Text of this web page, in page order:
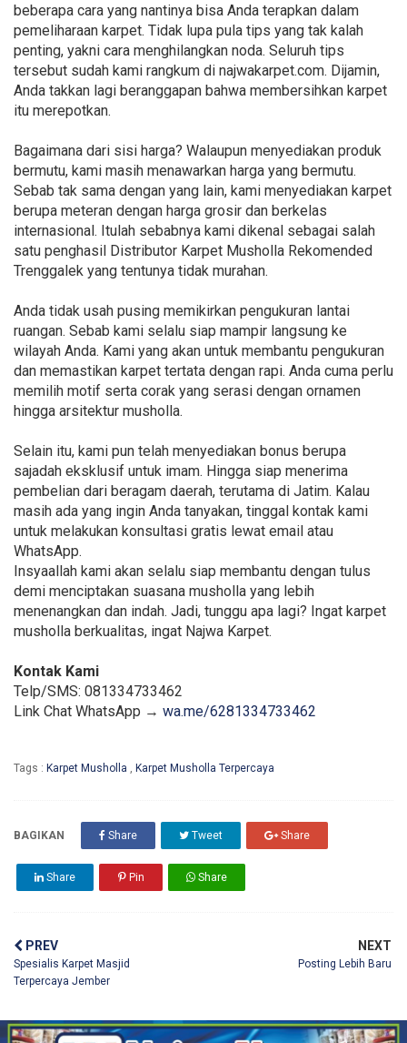
beberapa cara yang nantinya bisa Anda terapkan dalam
pemeliharaan karpet. Tidak lupa pula tips yang tak kalah
penting, yakni cara menghilangkan noda. Seluruh tips
tersebut sudah kami rangkum di najwakarpet.com. Dijamin,
Anda takkan lagi beranggapan bahwa membersihkan karpet
itu merepotkan.
Bagaimana dari sisi harga? Walaupun menyediakan produk
bermutu, kami masih menawarkan harga yang bermutu.
Sebab tak sama dengan yang lain, kami menyediakan karpet
berupa meteran dengan harga grosir dan berkelas
internasional. Itulah sebabnya kami dikenal sebagai salah
satu penghasil Distributor Karpet Musholla Rekomended
Trenggalek yang tentunya tidak murahan.
Anda tidak usah pusing memikirkan pengukuran lantai
ruangan. Sebab kami selalu siap mampir langsung ke
wilayah Anda. Kami yang akan untuk membantu pengukuran
dan memastikan karpet tertata dengan rapi. Anda cuma perlu
memilih motif serta corak yang serasi dengan ornamen
hingga arsitektur musholla.
Selain itu, kami pun telah menyediakan bonus berupa
sajadah eksklusif untuk imam. Hingga siap menerima
pembelian dari beragam daerah, terutama di Jatim. Kalau
masih ada yang ingin Anda tanyakan, tinggal kontak kami
untuk melakukan konsultasi gratis lewat email atau
WhatsApp.
Insyaallah kami akan selalu siap membantu dengan tulus
demi menciptakan suasana musholla yang lebih
menenangkan dan indah. Jadi, tunggu apa lagi? Ingat karpet
musholla berkualitas, ingat Najwa Karpet.
Kontak Kami
Telp/SMS: 081334733462
Link Chat WhatsApp → wa.me/6281334733462
Tags : Karpet Musholla , Karpet Musholla Terpercaya
BAGIKAN Share Tweet Share
Share Pin Share
PREV
Spesialis Karpet Masjid
Terpercaya Jember
NEXT
Posting Lebih Baru